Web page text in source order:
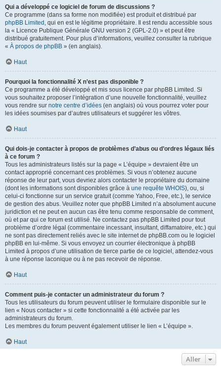
Qui a développé ce logiciel de forum de discussions ?
Ce programme (dans sa forme non modifiée) est produit et distribué par
phpBB Limited , qui en est le légitime propriétaire. Il est rendu accessible sous
la « Licence Publique Générale GNU version 2 (GPL-2.0) » et peut être
distribué gratuitement. Pour plus d’informations, veuillez consulter la rubrique
« À propos de phpBB » (en anglais).
Haut
Pourquoi la fonctionnalité X n’est pas disponible ?
Ce programme a été développé et mis sous licence par phpBB Limited. Si
vous souhaitez proposer l’intégration d’une nouvelle fonctionnalité, veuillez
vous rendre sur notre centre d’idées (en anglais) où vous pourrez voter pour
les idées soumises par d’autres utilisateurs et suggérer les vôtres.
Haut
Qui dois-je contacter à propos de problèmes d’abus ou d’ordres légaux liés
à ce forum ?
Tous les administrateurs listés sur la page « L’équipe » devraient être un
contact approprié concernant ces problèmes. Si vous n’obtenez aucune
réponse de leur part, vous devriez alors contacter le propriétaire du domaine
(dont les informations sont disponibles grâce à une requête WHOIS), ou, si
celui-ci fonctionne sur un service gratuit (comme Yahoo, Free, etc.), le service
de gestion des abus. Veuillez noter que phpBB Limited n’a absolument aucune
juridiction et ne peut en aucun cas être tenu comme responsable de comment,
où et par qui ce forum est utilisé. Ne contactez pas phpBB Limited pour tout
problème d’ordre légal (commentaire incessant, insultant, diffamatoire, etc.) qui
ne sont pas directement reliés avec le site internet de phpBB.com ou le logiciel
phpBB en lui-même. Si vous envoyez un courrier électronique à phpBB
Limited à propos d’une utilisation de tierce partie de ce logiciel, attendez-vous
à une réponse laconique ou à ne pas recevoir de réponse.
Haut
Comment puis-je contacter un administrateur du forum ?
Tous les utilisateurs du forum peuvent utiliser le formulaire disponible sur le
lien « Nous contacter » si cette fonctionnalité a été activée par les
administrateurs du forum.
Les membres du forum peuvent également utiliser le lien « L’équipe ».
Haut
Aller